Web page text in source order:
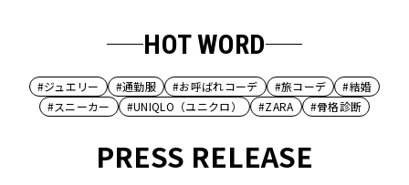
HOT WORD
#ジュエリー #通勤服 #お呼ばれコーデ #旅コーデ
#結婚
#スニーカー
#UNIQLO（ユニクロ） #ZARA #骨格診断
PRESS RELEASE